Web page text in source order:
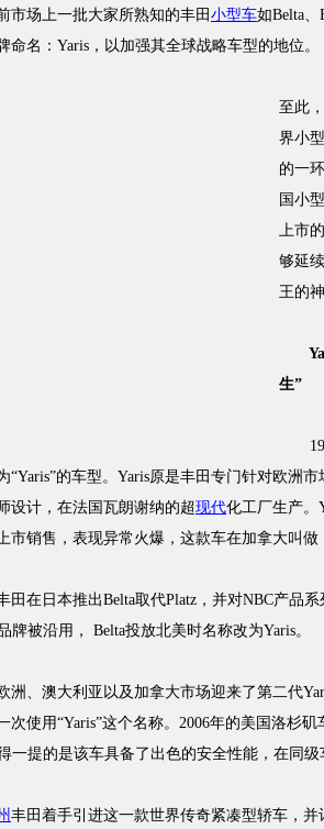
市场上一批大家所熟知的丰田小型车如Belta、
命名：Yaris，以加强其全球战略车型的地位。
至此
界小
的一
国小
上市
够延
王的
生”
“Yaris”的车型。Yaris原是丰田专门针对欧洲
设计，在法国瓦朗谢纳的超现代化工厂生产。
市销售，表现异常火爆，这款车在加拿大叫做
在日本推出Belta取代Platz，并对NBC产品系
牌被沿用， Belta投放北美时名称改为Yaris。
、澳大利亚以及加拿大市场迎来了第二代
次使用“Yaris”这个名称。2006年的美国洛杉
一提的是该车具备了出色的安全性能，在同级
丰田着手引进这一款世界传奇紧凑型轿车，并